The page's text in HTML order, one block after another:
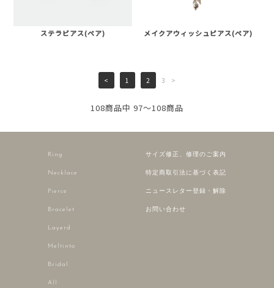
ステラピアス(ペア) メイクアウィッシュピアス(ペア)
< 1 2 3 >
108商品中 97～108商品
Ring
Necklace
Pierce
Bracelet
Layerd
Meltinto
Bridal
All
サイズ修正、修理のご案内
特定商取引法に基づく表記
ニュースレター登録・解除
お問い合わせ